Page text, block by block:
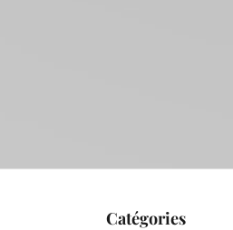
Catégories
MOT DU JOUR